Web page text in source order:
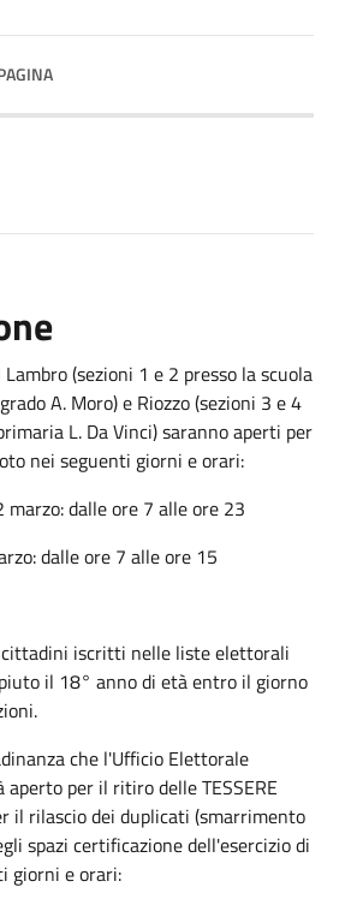
(sezioni 1 e 2 presso la scuola
A. Moro) e Riozzo (sezioni 3 e 4
L. Da Vinci) saranno aperti per
nei seguenti giorni e orari:
marzo: dalle ore 7 alle ore 23
dalle ore 7 alle ore 15
cittadini iscritti nelle liste elettorali
il 18° anno di età entro il giorno
che l'Ufficio Elettorale
per il ritiro delle TESSERE
il rilascio dei duplicati (smarrimento
spazi certificazione dell'esercizio di
giorni e orari: